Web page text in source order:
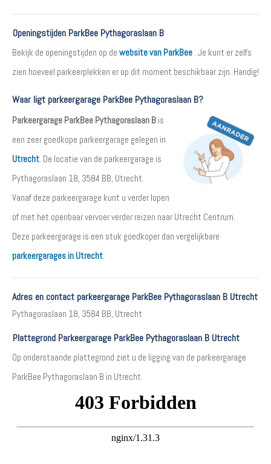
Openingstijden ParkBee Pythagoraslaan B
Bekijk de openingstijden op de website van ParkBee . Je kunt er zelfs
zien hoeveel parkeerplekken er op dit moment beschikbaar zijn. Handig!
Waar ligt parkeergarage ParkBee Pythagoraslaan B?
Parkeergarage ParkBee Pythagoraslaan B is
een zeer goedkope parkeergarage gelegen in
Utrecht. De locatie van de parkeergarage is
Pythagoraslaan 18, 3584 BB, Utrecht.
Vanaf deze parkeergarage kunt u verder lopen
of met het openbaar vervoer verder reizen naar Utrecht Centrum.
Deze parkeergarage is een stuk goedkoper dan vergelijkbare
parkeergarages in Utrecht.
Adres en contact parkeergarage ParkBee Pythagoraslaan B Utrecht
Pythagoraslaan 18, 3584 BB, Utrecht
Plattegrond Parkeergarage ParkBee Pythagoraslaan B Utrecht
Op onderstaande plattegrond ziet u de ligging van de parkeergarage
ParkBee Pythagoraslaan B in Utrecht.